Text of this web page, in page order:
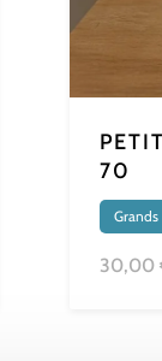
70
Grands
30,00